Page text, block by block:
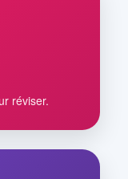
réviser.